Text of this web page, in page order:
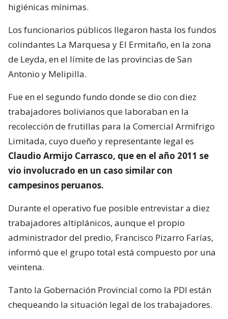
higiénicas mínimas.
Los funcionarios públicos llegaron hasta los fundos
colindantes La Marquesa y El Ermitaño, en la zona
de Leyda, en el límite de las provincias de San
Antonio y Melipilla.
Fue en el segundo fundo donde se dio con diez
trabajadores bolivianos que laboraban en la
recolección de frutillas para la Comercial Armifrigo
Limitada, cuyo dueño y representante legal es
Claudio Armijo Carrasco, que en el año 2011 se
vio involucrado en un caso similar con
campesinos peruanos.
Durante el operativo fue posible entrevistar a diez
trabajadores altiplánicos, aunque el propio
administrador del predio, Francisco Pizarro Farías,
informó que el grupo total está compuesto por una
veintena.
Tanto la Gobernación Provincial como la PDI están
chequeando la situación legal de los trabajadores.